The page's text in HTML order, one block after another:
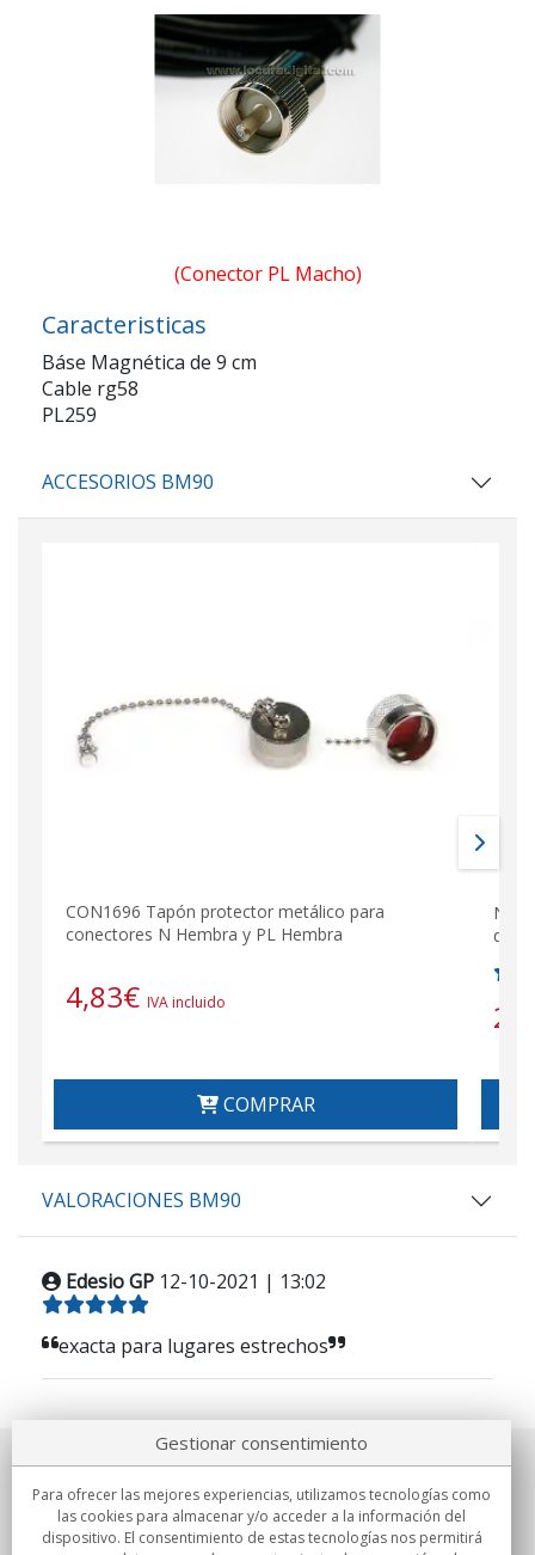
(Conector PL Macho)
Caracteristicas
Báse Magnética de 9 cm
Cable rg58
PL259
ACCESORIOS BM90
CON1696 Tapón protector metálico para
conectores N Hembra y PL Hembra
4,83€ IVA incluido
COMPRAR
N-
del
VALORACIONES BM90
Edesio GP 12-10-2021 | 13:02
exacta para lugares estrechos
Sobre nosotros
Compromisos
Gestionar consentimiento
Para ofrecer las mejores experiencias, utilizamos tecnologías como
las cookies para almacenar y/o acceder a la información del
dispositivo. El consentimiento de estas tecnologías nos permitirá